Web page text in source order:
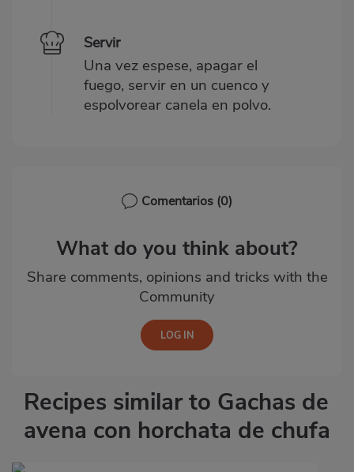
Servir
Una vez espese, apagar el
fuego, servir en un cuenco y
espolvorear canela en polvo.
Comentarios (0)
What do you think about?
Share comments, opinions and tricks with the
Community
Recipes similar to Gachas de
avena con horchata de chufa